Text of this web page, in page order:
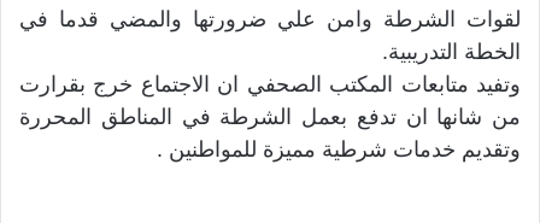
لقوات الشرطة وامن علي ضرورتها والمضي قدما في
الخطة التدريبية.
وتفيد متابعات المكتب الصحفي ان الاجتماع خرج بقرارت
من شانها ان تدفع بعمل الشرطة في المناطق المحررة
وتقديم خدمات شرطية مميزة للمواطنين .